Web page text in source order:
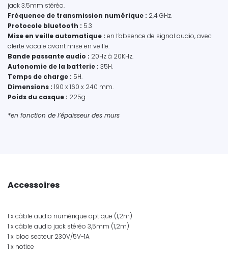
jack 3.5mm stéréo.
Fréquence de transmission numérique : 2,4 GHz.
Protocole bluetooth : 5.3
Mise en veille automatique : en l’absence de signal audio, avec
alerte vocale avant mise en veille.
Bande passante audio : 20Hz à 20KHz.
Autonomie de la batterie : 35H.
Temps de charge : 5H.
Dimensions : 190 x 160 x 240 mm.
Poids du casque : 225g.
*en fonction de l’épaisseur des murs
Accessoires
1 x câble audio numérique optique (1,2m)
1 x câble audio jack stéréo 3,5mm (1,2m)
1 x bloc secteur 230V/5V-1A
1 x notice